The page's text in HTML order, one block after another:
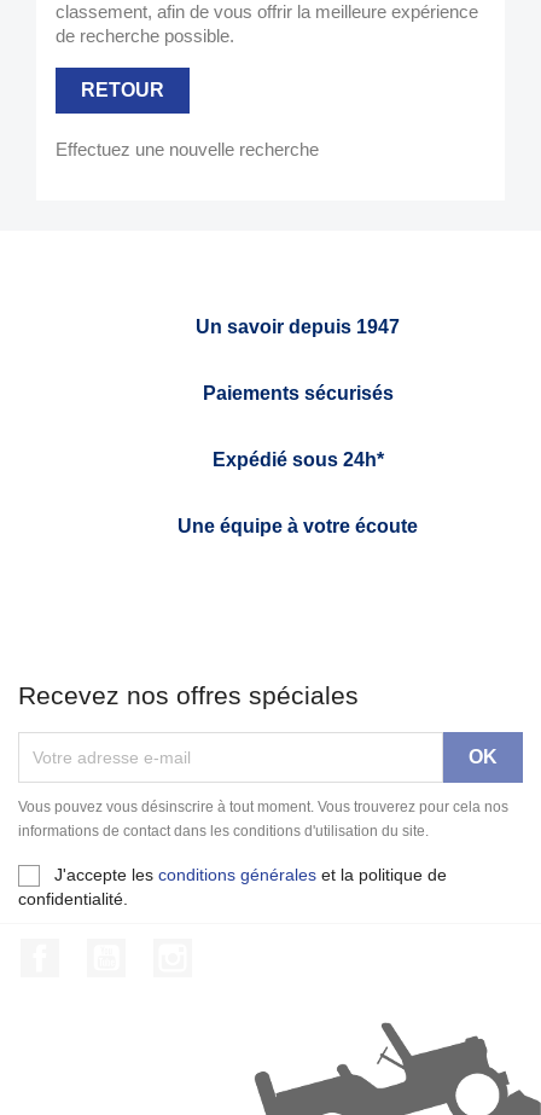
classement, afin de vous offrir la meilleure expérience
de recherche possible.
RETOUR
Effectuez une nouvelle recherche
Un savoir depuis 1947
Paiements sécurisés
Expédié sous 24h*
Une équipe à votre écoute
Recevez nos offres spéciales
Vous pouvez vous désinscrire à tout moment. Vous trouverez pour cela nos
informations de contact dans les conditions d'utilisation du site.
J'accepte les conditions générales et la politique de
confidentialité.